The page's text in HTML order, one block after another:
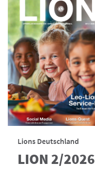
Lions Deutschland
LION 2/2026